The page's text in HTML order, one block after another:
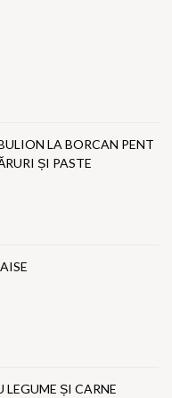
LA BORCAN PENT
ȘI PASTE
LEGUME ȘI CARNE